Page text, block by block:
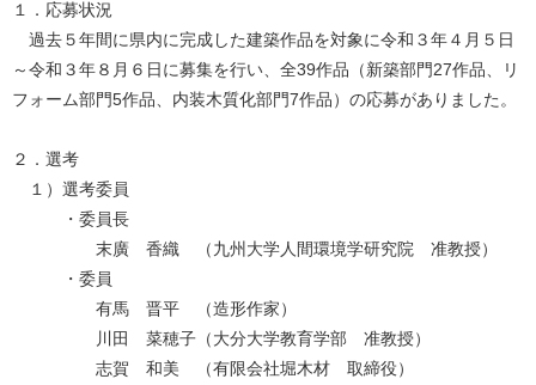
１．応募状況
過去５年間に県内に完成した建築作品を対象に令和３年４月５日
～令和３年８月６日に募集を行い、全39作品（新築部門27作品、リ
フォーム部門5作品、内装木質化部門7作品）の応募がありました。
２．選考
１）選考委員
・委員長
末廣 香織 （九州大学人間環境学研究院 准教授）
・委員
有馬 晋平 （造形作家）
川田 菜穂子（大分大学教育学部 准教授）
志賀 和美 （有限会社堀木材 取締役）